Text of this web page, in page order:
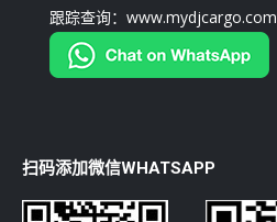
跟踪查询：www.mydjcargo.com
扫码添加微信WHATSAPP